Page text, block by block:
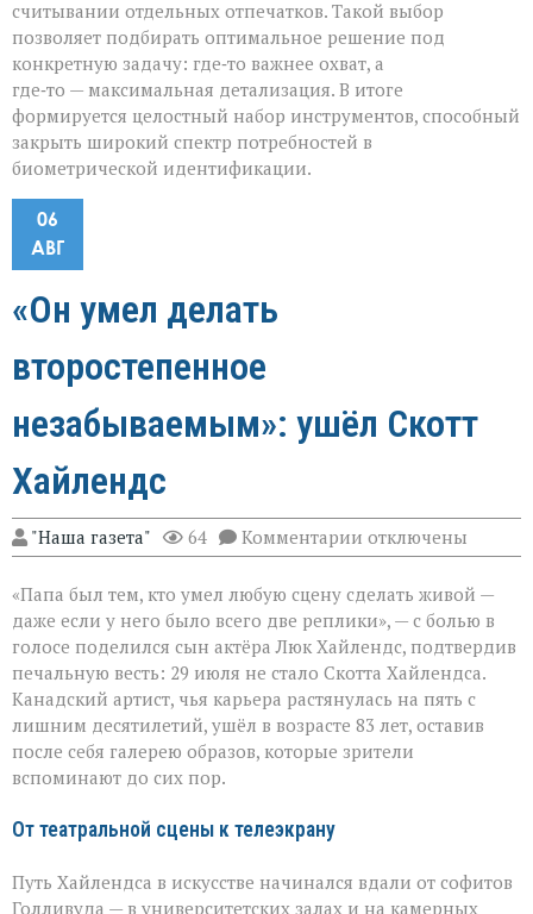
считывании отдельных отпечатков. Такой выбор
позволяет подбирать оптимальное решение под
конкретную задачу: где‑то важнее охват, а
где‑то — максимальная детализация. В итоге
формируется целостный набор инструментов, способный
закрыть широкий спектр потребностей в
биометрической идентификации.
06
АВГ
«Он умел делать
второстепенное
незабываемым»: ушёл Скотт
Хайлендс
"Наша газета" 64 Комментарии к
записи
умел
делать
второстепенное
незабываемым»:
ушёл
Скотт
Хайлендс
отключены
«Папа был тем, кто умел любую сцену сделать живой —
даже если у него было всего две реплики», — с болью в
голосе поделился сын актёра Люк Хайлендс, подтвердив
печальную весть: 29 июля не стало Скотта Хайлендса.
Канадский артист, чья карьера растянулась на пять с
лишним десятилетий, ушёл в возрасте 83 лет, оставив
после себя галерею образов, которые зрители
вспоминают до сих пор.
От театральной сцены к телеэкрану
Путь Хайлендса в искусстве начинался вдали от софитов
Голливуда — в университетских залах и на камерных